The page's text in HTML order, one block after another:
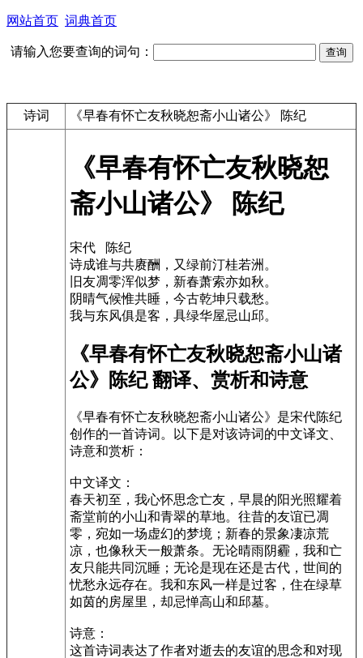
网站首页 词典首页
请输入您要查询的词句：
诗词 《早春有怀亡友秋晓恕斋小山诸公》 陈纪
《早春有怀亡友秋晓恕
斋小山诸公》 陈纪
宋代 陈纪
诗成谁与共赓酬，又绿前汀桂若洲。
旧友凋零浑似梦，新春萧索亦如秋。
阴晴气候惟共睡，今古乾坤只载愁。
我与东风俱是客，具绿华屋忌山邱。
《早春有怀亡友秋晓恕斋小山诸
公》陈纪 翻译、赏析和诗意
《早春有怀亡友秋晓恕斋小山诸公》是宋代陈纪
创作的一首诗词。以下是对该诗词的中文译文、
诗意和赏析：
中文译文：
春天初至，我心怀思念亡友，早晨的阳光照耀着
斋堂前的小山和青翠的草地。往昔的友谊已凋
零，宛如一场虚幻的梦境；新春的景象凄凉荒
凉，也像秋天一般萧条。无论晴雨阴霾，我和亡
友只能共同沉睡；无论是现在还是古代，世间的
忧愁永远存在。我和东风一样是过客，住在绿草
如茵的房屋里，却忌惮高山和邱墓。
诗意：
这首诗词表达了作者对逝去的友谊的思念和对现